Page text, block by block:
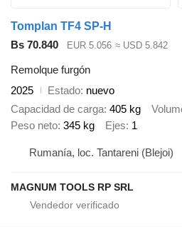
Tomplan TF4 SP-H
Bs 70.840
EUR 5.056 ≈ USD 5.842
Remolque furgón
2025
Estado nuevo
Capacidad de carga 405 kg
Peso neto 345 kg Ejes 1
Rumanía, loc. Tantareni (Blejoi)
MAGNUM TOOLS RP SRL